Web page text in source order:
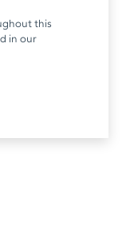
this
in our